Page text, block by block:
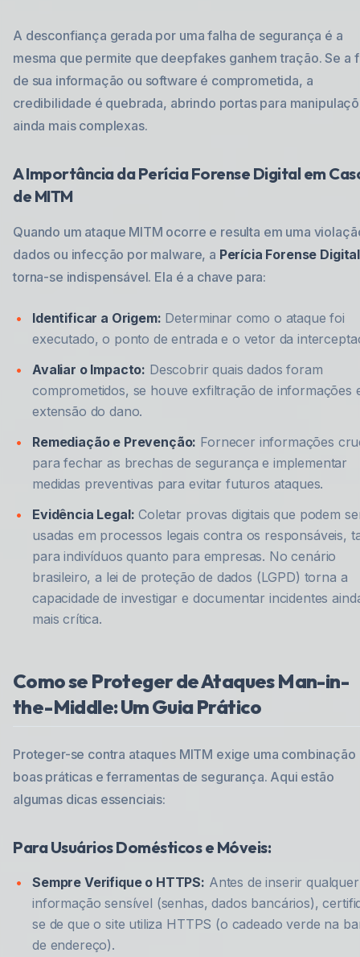
A desconfiança gerada por uma falha de segurança é a
mesma que permite que deepfakes ganhem tração. Se a
de sua informação ou software é comprometida, a
credibilidade é quebrada, abrindo portas para
ainda mais complexas.
A Importância da Perícia Forense Digital em
de MITM
Quando um ataque MITM ocorre e resulta em uma
dados ou infecção por malware, a Perícia Forense Digital
torna-se indispensável. Ela é a chave para:
Identificar a Origem: Determinar como o ataque foi
executado, o ponto de entrada e o vetor da
Avaliar o Impacto: Descobrir quais dados foram
comprometidos, se houve exfiltração de informações
extensão do dano.
Remediação e Prevenção: Fornecer informações
para fechar as brechas de segurança e implementar
medidas preventivas para evitar futuros ataques.
Evidência Legal: Coletar provas digitais que podem
usadas em processos legais contra os responsáveis,
para indivíduos quanto para empresas. No cenário
brasileiro, a lei de proteção de dados (LGPD) torna a
capacidade de investigar e documentar incidentes
mais crítica.
Como se Proteger de Ataques Man-in-
the-Middle: Um Guia Prático
Proteger-se contra ataques MITM exige uma combinação
boas práticas e ferramentas de segurança. Aqui estão
algumas dicas essenciais:
Para Usuários Domésticos e Móveis:
Sempre Verifique o HTTPS: Antes de inserir qualquer
informação sensível (senhas, dados bancários),
se de que o site utiliza HTTPS (o cadeado verde na
de endereço).